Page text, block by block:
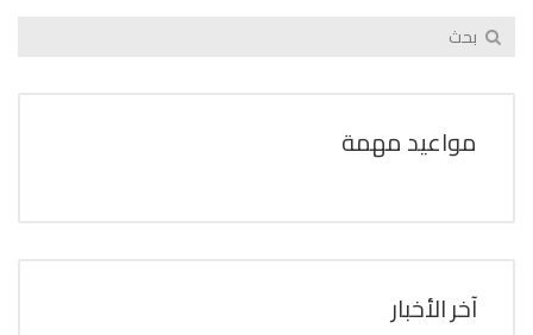
مواعيد مهمة
آخر الأخبار